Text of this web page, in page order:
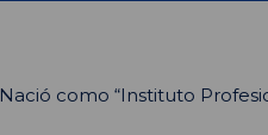
Nació como “Instituto